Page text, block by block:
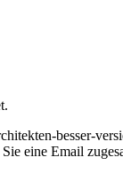
besser-
eine Email